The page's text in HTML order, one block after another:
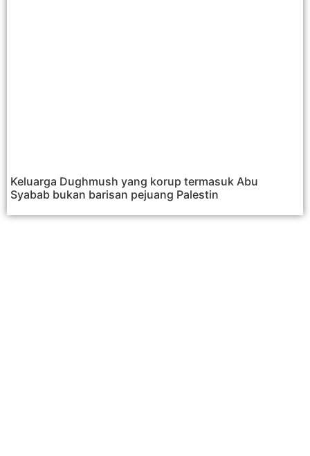
Keluarga Dughmush yang korup termasuk Abu
Syabab bukan barisan pejuang Palestin